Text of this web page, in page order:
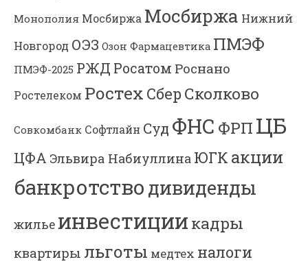
Монополия Мосбиржа Мосбиржа Нижний
Новгород ОЭЗ Озон Фармацевтика ПМЭФ
ПМЭФ-2025 РЖД Росатом Роснано
Ростелеком Ростех Сбер Сколково
Совкомбанк Софтлайн Суд ФНС ФРП ЦБ
ЦФА Эльвира Набиуллина ЮГК акции
банкротство дивиденды
жилье инвестиции кадры
квартиры льготы медтех налоги